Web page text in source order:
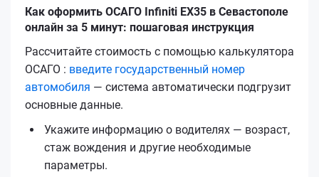
Как оформить ОСАГО Infiniti EX35 в Севастополе
онлайн за 5 минут: пошаговая инструкция
Рассчитайте стоимость с помощью калькулятора
ОСАГО : введите государственный номер
автомобиля — система автоматически подгрузит
основные данные.
Укажите информацию о водителях — возраст,
стаж вождения и другие необходимые
параметры.